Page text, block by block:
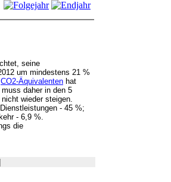
seine
um mindestens 21 %
CO2-Äquivalenten hat
daher in den 5
wieder steigen.
- 45 %;
- 6,9 %.
die